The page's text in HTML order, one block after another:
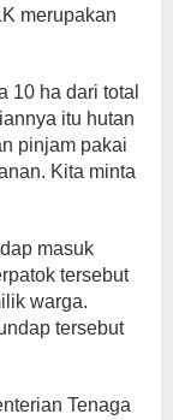
merupakan
10 ha dari total
itu hutan
pinjam pakai
Kita minta
masuk
tersebut
warga.
tersebut
Tenaga